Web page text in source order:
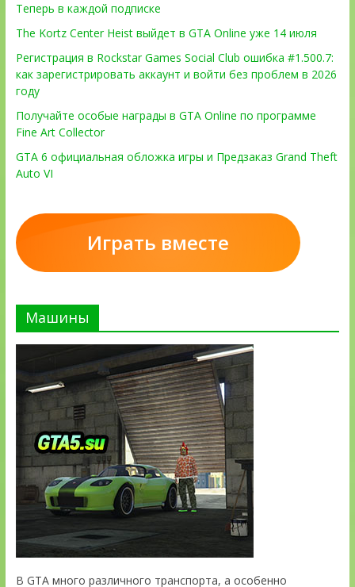
Теперь в каждой подписке
The Kortz Center Heist выйдет в GTA Online уже 14 июля
Регистрация в Rockstar Games Social Club ошибка #1.500.7:
как зарегистрировать аккаунт и войти без проблем в 2026
году
Получайте особые награды в GTA Online по программе
Fine Art Collector
GTA 6 официальная обложка игры и Предзаказ Grand Theft
Auto VI
Играть вместе
Машины
В GTA много различного транспорта, а особенно